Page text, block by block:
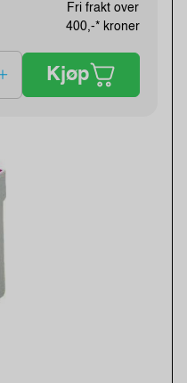
Fri frakt over
400,-* kroner
Kjøp